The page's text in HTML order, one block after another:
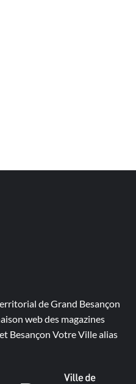
de Grand Besançon
web des magazines
Besançon Votre Ville alias